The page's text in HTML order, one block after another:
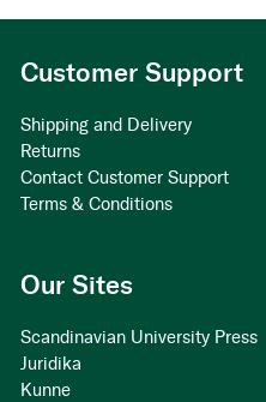
Customer Support
Shipping and Delivery
Returns
Contact Customer Support
Terms & Conditions
Our Sites
Scandinavian University Press
Juridika
Kunne